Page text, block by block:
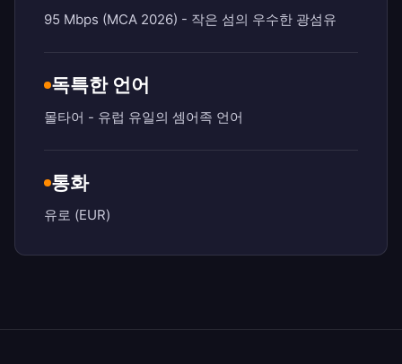
95 Mbps (MCA 2026) - 작은 섬의 우수한 광섬유
독특한 언어
몰타어 - 유럽 유일의 셈어족 언어
통화
유로 (EUR)